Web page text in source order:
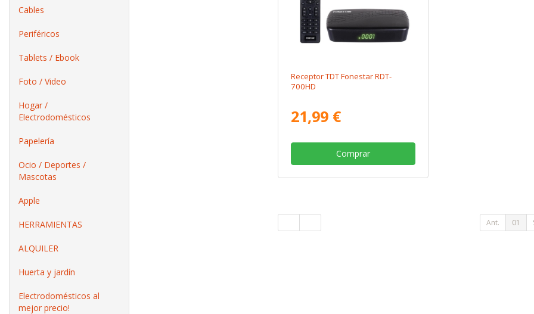
Cables
Periféricos
Tablets / Ebook
Foto / Video
Hogar /
Electrodomésticos
Papelería
Ocio / Deportes /
Mascotas
Apple
HERRAMIENTAS
ALQUILER
Huerta y jardín
Electrodomésticos al
mejor precio!
Receptor TDT Fonestar RDT-
700HD
21,99 €
Comprar
Ant. 01